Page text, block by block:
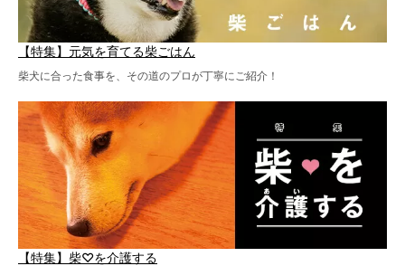
【特集】元気を育てる柴ごはん
柴犬に合った食事を、その道のプロが丁寧にご紹介！
【特集】柴♡を介護する